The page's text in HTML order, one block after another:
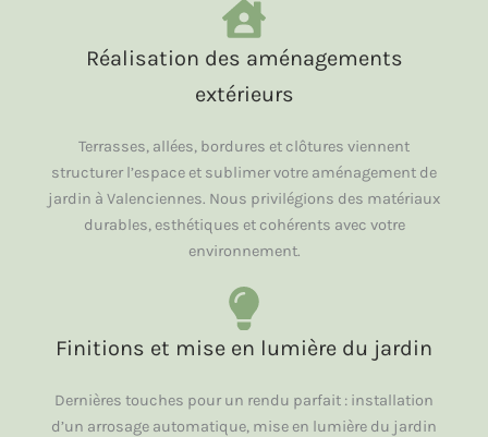
Réalisation des aménagements
extérieurs
Terrasses, allées, bordures et clôtures viennent
structurer l’espace et sublimer votre aménagement de
jardin à Valenciennes. Nous privilégions des matériaux
durables, esthétiques et cohérents avec votre
environnement.
Finitions et mise en lumière du jardin
Dernières touches pour un rendu parfait : installation
d’un arrosage automatique, mise en lumière du jardin